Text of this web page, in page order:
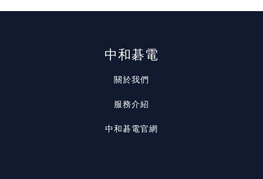
中和碁電
關於我們
服務介紹
中和碁電官網